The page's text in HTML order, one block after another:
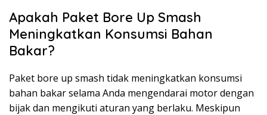
Apakah Paket Bore Up Smash
Meningkatkan Konsumsi Bahan
Bakar?
Paket bore up smash tidak meningkatkan konsumsi
bahan bakar selama Anda mengendarai motor dengan
bijak dan mengikuti aturan yang berlaku. Meskipun